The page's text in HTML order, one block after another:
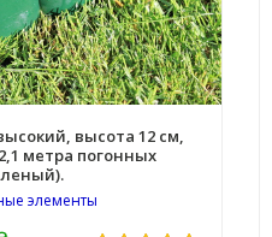
высота 12 см,
метра погонных
элементы